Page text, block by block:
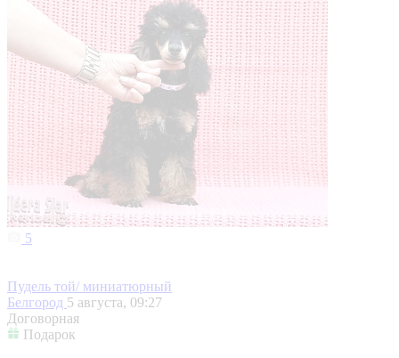
5
Пудель той/ миниатюрный
Белгород 5 августа, 09:27
Договорная
Подарок